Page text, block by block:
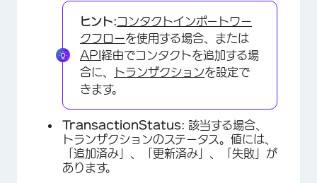
ヒント:コンタクトインポートワー
クフローを使用する場合、または
API 経由でコンタクトを追加する場
合に、
トランザクションを設定で
きます。
TransactionStatus: 該当する場合、
トランザクションのステータス。値には、
「追加済み」、「更新済み」、「失敗」が
あります。